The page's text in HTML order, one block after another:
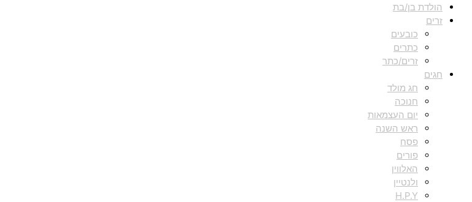
הולדת בן/בת
זרים
כובעים
כתרים
זרים/כתר
חגים
חג מולד
חנוכה
יום העצמאות
ראש השנה
פסח
פורים
האלווין
ולנטיין
H.P.Y